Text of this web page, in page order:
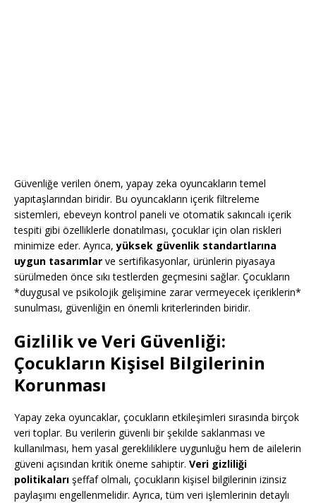
Güvenliğe verilen önem, yapay zeka oyuncakların temel
yapıtaşlarından biridir. Bu oyuncakların içerik filtreleme
sistemleri, ebeveyn kontrol paneli ve otomatik sakıncalı içerik
tespiti gibi özelliklerle donatılması, çocuklar için olan riskleri
minimize eder. Ayrıca,yüksek güvenlik standartlarına
uygun tasarımlar ve sertifikasyonlar, ürünlerin piyasaya
sürülmeden önce sıkı testlerden geçmesini sağlar. Çocukların
*duygusal ve psikolojik gelişimine zarar vermeyecek içeriklerin*
sunulması, güvenliğin en önemli kriterlerinden biridir.
Gizlilik ve Veri Güvenliği:
Çocukların Kişisel Bilgilerinin
Korunması
Yapay zeka oyuncaklar, çocukların etkileşimleri sırasında birçok
veri toplar. Bu verilerin güvenli bir şekilde saklanması ve
kullanılması, hem yasal gerekliliklere uygunluğu hem de ailelerin
güveni açısından kritik öneme sahiptir. Veri gizliliği
politikaları şeffaf olmalı, çocukların kişisel bilgilerinin izinsiz
paylaşımı engellenmelidir. Ayrıca, tüm veri işlemlerinin detaylı